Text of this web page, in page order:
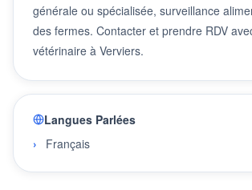
générale ou spécialisée, surveillance
des fermes. Contacter et prendre RDV
vétérinaire à Verviers.
Langues Parlées
Français